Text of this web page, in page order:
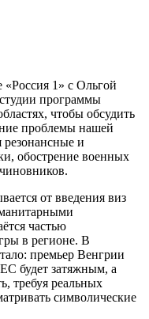
«Россия 1» с Ольгой
программы
чтобы обсудить
проблемы нашей
резонансные и
обострение военных
от введения виз
частью
в регионе. В
премьер Венгрии
будет затяжным, а
требуя реальных
символические